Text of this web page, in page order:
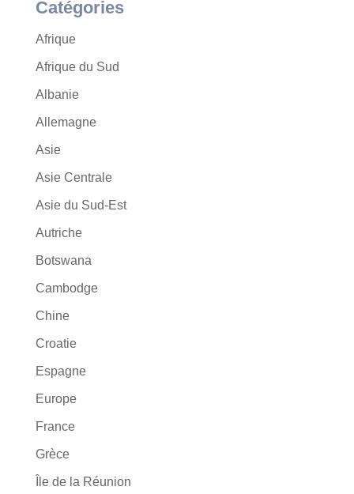
Catégories
Afrique
Afrique du Sud
Albanie
Allemagne
Asie
Asie Centrale
Asie du Sud-Est
Autriche
Botswana
Cambodge
Chine
Croatie
Espagne
Europe
France
Grèce
Île de la Réunion